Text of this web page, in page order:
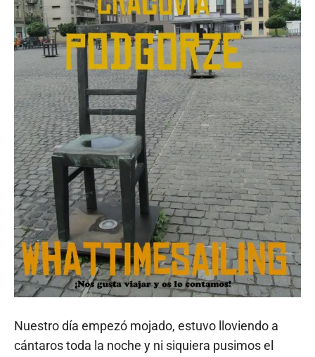
Nuestro día empezó mojado, estuvo lloviendo a
cántaros toda la noche y ni siquiera pusimos el